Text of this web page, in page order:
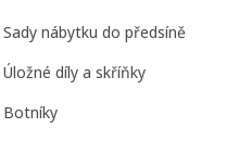
Sady nábytku do předsíně
Úložné díly a skříňky
Botníky